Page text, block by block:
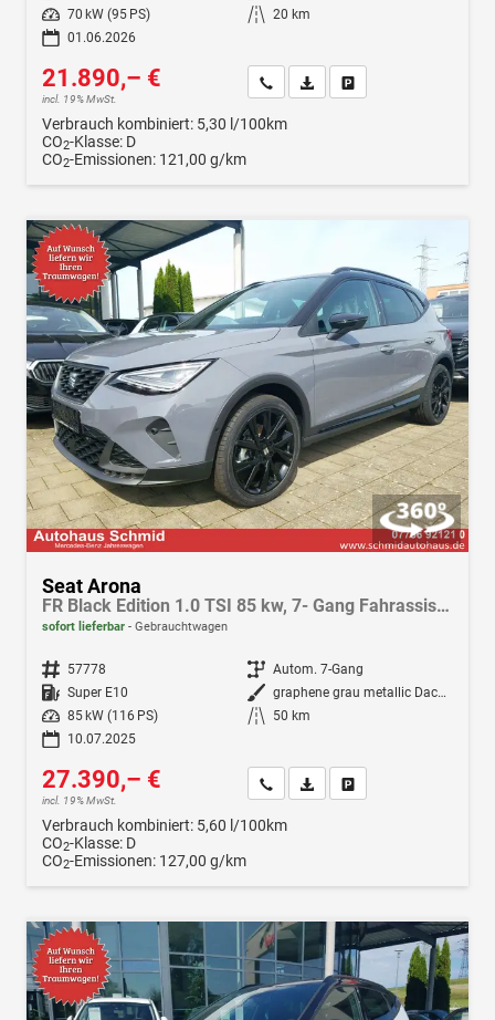
Leistung
70 kW (95 PS) Kilometerstand 20 km
01.06.2026
21.890,– €
incl. 19% MwSt.
Wir rufen Sie anFahrzeugexposé (PDF)
Verbrauch kombiniert: 5,30 l/100km
CO2-Klasse: D
CO2-Emissionen: 121,00 g/km
Seat Arona
FR Black Edition 1.0 TSI 85 kw, 7- Gang Fahrassis.-Paket, Winterpak., Klima, Navi, LED, Android Auto, Apple CarPlay
sofort lieferbar Gebrauchtwagen
Fahrzeugnr. 57778 Getriebe Autom. 7-Gang
Kraftstoff Super E10 Außenfarbe
graphene grau metallic Dach schwarz
Leistung
85 kW (116 PS) Kilometerstand
50 km
10.07.2025
27.390,– €
incl. 19% MwSt.
Wir rufen Sie anFahrzeugexposé (PDF)
Verbrauch kombiniert: 5,60 l/100km
CO2-Klasse: D
CO2-Emissionen: 127,00 g/km